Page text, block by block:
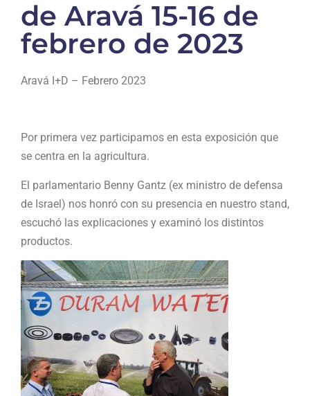
de Aravá 15-16 de
febrero de 2023
Aravá I+D – Febrero 2023
Por primera vez participamos en esta exposición que
se centra en la agricultura.
El parlamentario Benny Gantz (ex ministro de defensa
de Israel) nos honró con su presencia en nuestro stand,
escuchó las explicaciones y examinó los distintos
productos.